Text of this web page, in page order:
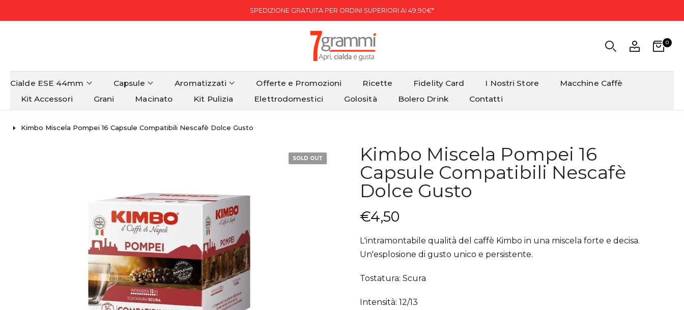
SPEDIZIONE GRATUITA PER ORDINI SUPERIORI AI 49,90€*
0
Cialde ESE 44mm Capsule Aromatizzati Offerte e Promozioni Ricette Fidelity Card I Nostri Store
Macchine Caffè
Kit Accessori
Grani Macinato Kit Pulizia Elettrodomestici Golosità Bolero Drink Contatti
Kimbo Miscela Pompei 16 Capsule Compatibili Nescafè Dolce Gusto
SOLD OUT
Kimbo Miscela Pompei 16
Capsule Compatibili Nescafè
Dolce Gusto
€4,50
L'intramontabile qualità del caffè Kimbo in una miscela forte e decisa.
Un'esplosione di gusto unico e persistente.
Tostatura: Scura
Intensità: 12/13